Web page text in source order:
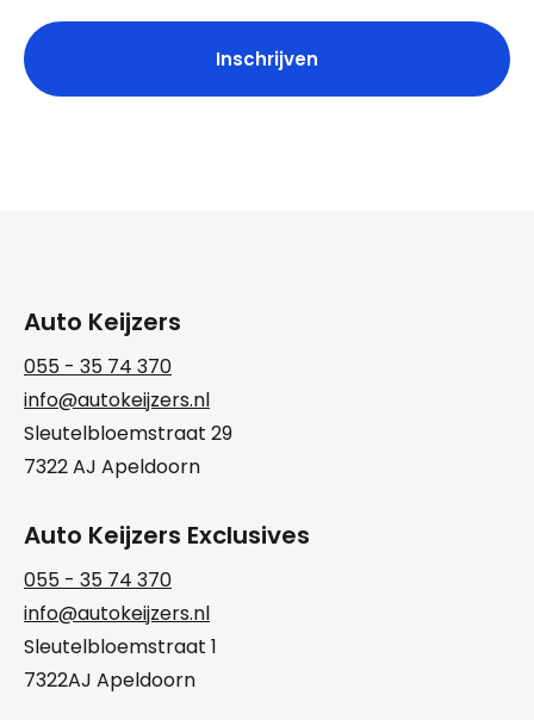
Auto Keijzers
055 - 35 74 370
info@autokeijzers.nl
Sleutelbloemstraat 29
7322 AJ Apeldoorn
Auto Keijzers Exclusives
055 - 35 74 370
info@autokeijzers.nl
Sleutelbloemstraat 1
7322AJ Apeldoorn